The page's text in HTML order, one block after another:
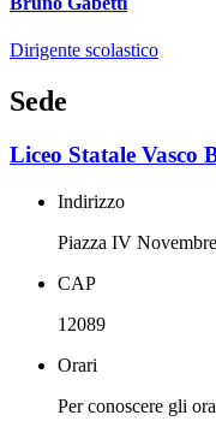
Dirigente scolastico
Sede
Liceo Statale Vasco
Indirizzo
Piazza IV
CAP
12089
Orari
Per conoscere gli